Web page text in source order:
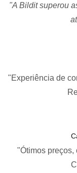
"A Bildit superou
"Experiência de
"Ótimos preços,